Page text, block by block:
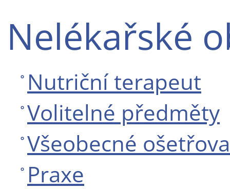
Nelékařské
Nutriční terapeut
Volitelné předměty
Všeobecné
Praxe